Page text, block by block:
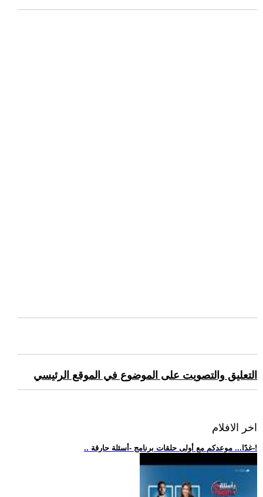
التعليق والتصويت على الموضوع في الموقع الرئيسي
اخر الافلام
.. غدًا... موعدكم مع أولى حلقات برنامج -أسئلة حارقة-!